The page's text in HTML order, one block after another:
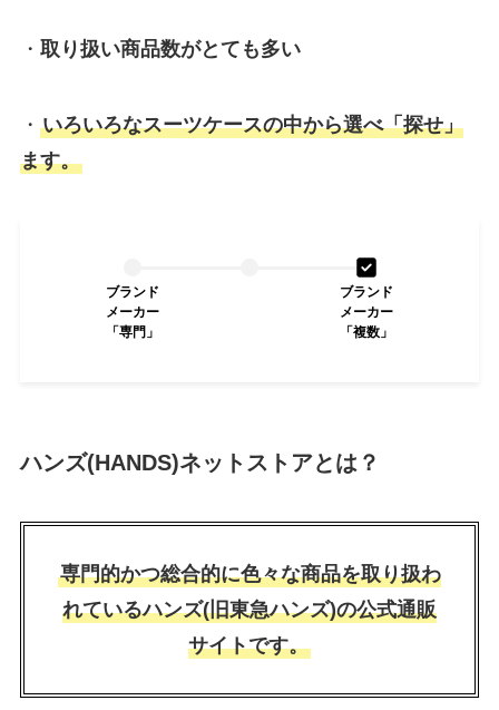
・ 取り扱い商品数がとても多い
・ いろいろなスーツケースの中から選べ「探せ」
ます。
ブランド
メーカー
「専門」
ブランド
メーカー
「複数」
ハンズ(HANDS)ネットストアとは？
専門的かつ総合的に色々な商品を取り扱わ
れているハンズ(旧東急ハンズ)の公式通販
サイトです。